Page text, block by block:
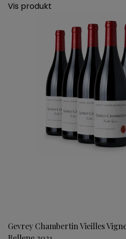
Vis produkt
Gevrey Chambertin Vieilles